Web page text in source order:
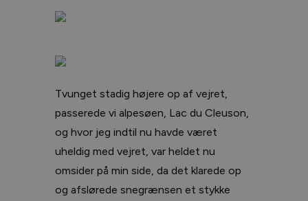
Tvunget stadig højere op af vejret,
passerede vi alpesøen, Lac du Cleuson,
og hvor jeg indtil nu havde været
uheldig med vejret, var heldet nu
omsider på min side, da det klarede op
og afslørede snegrænsen et stykke